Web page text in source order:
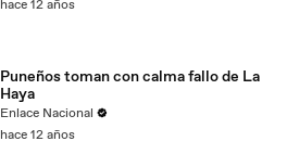
hace 12 años
Puneños toman con calma fallo de La
Haya
Enlace Nacional
hace 12 años